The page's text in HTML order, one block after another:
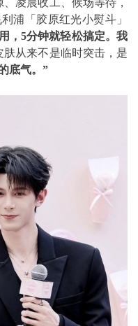
浦「胶原红光小熨斗」
，5分钟就轻松搞定。我
肤从来不是临时突击，是
底气。”